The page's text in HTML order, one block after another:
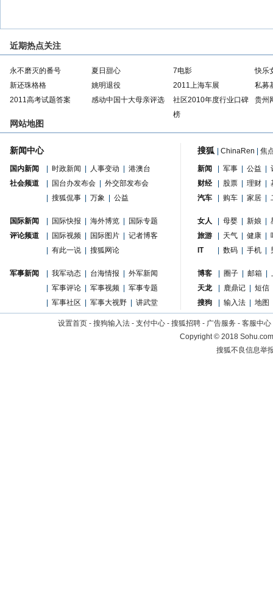
近期热点关注
永不磨灭的番号 夏日甜心 7电影
快乐
新还珠格格
姚明退役 2011上海车展
私募
2011高考试题答案
感动中国十大母亲评选
社区2010年度行业口碑
榜
贵州
网站地图
新闻中心
国内新闻 时政新闻 人事变动
港澳台
国台办发布会 外交部发布会
社会频道
搜狐侃事 万象 公益
国际新闻 国际快报 海外博览
国际专题
国际视频 国际图片 记者博客
评论频道
有此一说 搜狐网论
军事新闻 我军动态 台海情报
外军新闻
军事评论 军事视频
军事专题
军事社区 军事大视野 讲武堂
搜狐 ChinaRen 焦
新闻 军事 公益
财经
股票 理财
汽车
购车 家居
女人 母婴 新娘
旅游
天气 健康
IT
数码 手机
博客 圈子 邮箱
天龙
鹿鼎记
短信
搜狗
输入法 地图
设置首页 - 搜狗输入法 - 支付中心 - 搜狐招聘 - 广告服务 - 客服中心
Copyright©2018
搜狐不良信息举